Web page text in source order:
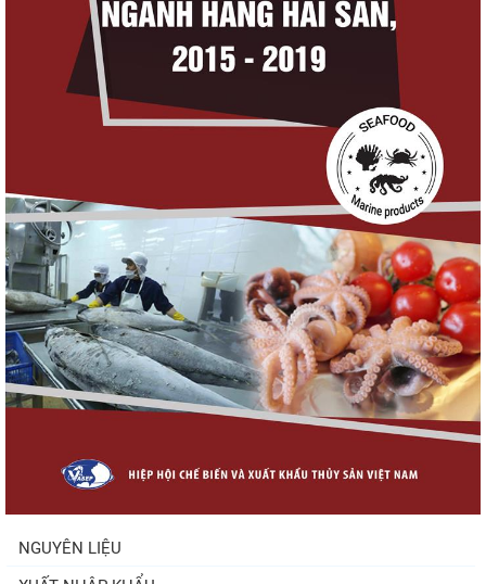
tôm Việt tại thị...
Nguồn cung giảm, giá cá rô phi Trung Quốc
Xuất khẩu cá ngừ Việt Nam sang Canada
tăng nhẹ, áp lực mới...
Xuất khẩu cá tra sang CPTPP: Mở rộng cơ
hội cho hàng giá trị...
Trung Quốc tăng mạnh nhập khẩu mực,
NGUYÊN LIỆU